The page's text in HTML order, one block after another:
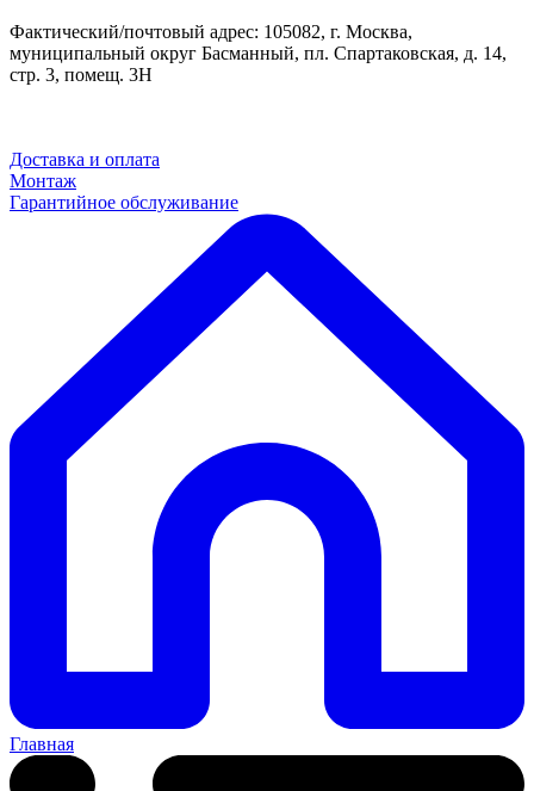
Фактический/почтовый адрес: 105082, г. Москва,
муниципальный округ Басманный, пл. Спартаковская, д. 14,
стр. 3, помещ. 3Н
Доставка и оплата
Монтаж
Гарантийное обслуживание
Главная